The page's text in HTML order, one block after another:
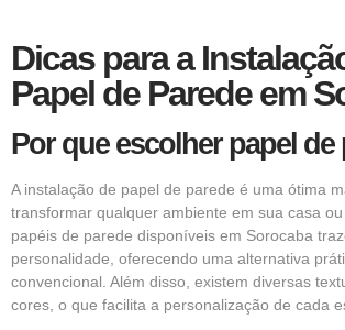
Dicas para a
Papel de Parede em
Por que escolher papel de
A instalação de papel de parede é uma ótima
transformar qualquer ambiente em sua casa
papéis de parede disponíveis em Sorocaba
personalidade, oferecendo uma alternativa
convencional. Além disso, existem diversas
cores, o que facilita a personalização de cada